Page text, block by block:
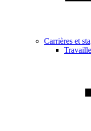
Carrières et